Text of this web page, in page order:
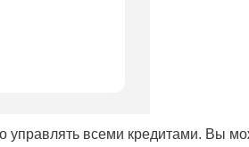
управлять всеми кредитами. Вы